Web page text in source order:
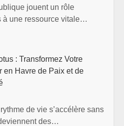
jouent un rôle
à une ressource vitale…
: Transformez Votre
en Havre de Paix et de
de vie s’accélère sans
des…